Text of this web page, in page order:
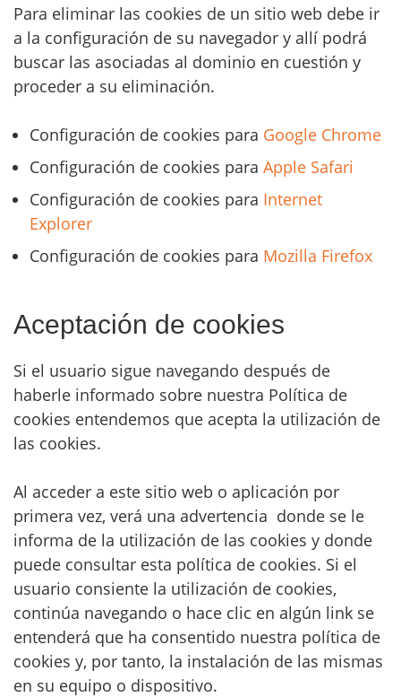
Para eliminar las cookies de un sitio web debe ir
a la configuración de su navegador y allí podrá
buscar las asociadas al dominio en cuestión y
proceder a su eliminación.
Configuración de cookies para Google Chrome
Configuración de cookies para Apple Safari
Configuración de cookies para Internet
Explorer
Configuración de cookies para Mozilla Firefox
Aceptación de cookies
Si el usuario sigue navegando después de
haberle informado sobre nuestra Política de
cookies entendemos que acepta la utilización de
las cookies.
Al acceder a este sitio web o aplicación por
primera vez, verá una advertencia donde se le
informa de la utilización de las cookies y donde
puede consultar esta política de cookies. Si el
usuario consiente la utilización de cookies,
continúa navegando o hace clic en algún link se
entenderá que ha consentido nuestra política de
cookies y, por tanto, la instalación de las mismas
en su equipo o dispositivo.